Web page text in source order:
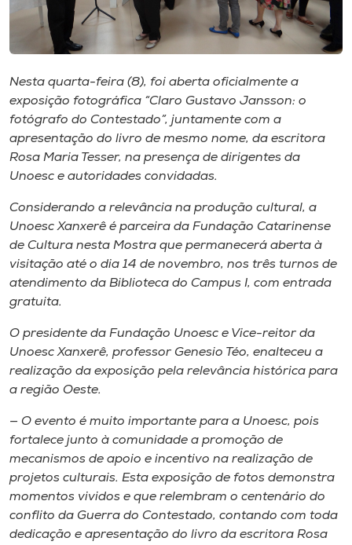
Museu
Unoesc
Store
Selecione
A+
A-
Nesta quarta-feira (8), foi aberta oficialmente a
exposição fotográfica “Claro Gustavo Jansson: o
fotógrafo do Contestado”, juntamente com a
apresentação do livro de mesmo nome, da escritora
Rosa Maria Tesser, na presença de dirigentes da
Unoesc e autoridades convidadas.
Considerando a relevância na produção cultural, a
Unoesc Xanxerê é parceira da Fundação Catarinense
de Cultura nesta Mostra que permanecerá aberta à
visitação até o dia 14 de novembro, nos três turnos de
atendimento da Biblioteca do Campus I, com entrada
gratuita.
O presidente da Fundação Unoesc e Vice-reitor da
Unoesc Xanxerê, professor Genesio Téo, enalteceu a
realização da exposição pela relevância histórica para
a região Oeste.
— O evento é muito importante para a Unoesc, pois
fortalece junto à comunidade a promoção de
mecanismos de apoio e incentivo na realização de
projetos culturais. Esta exposição de fotos demonstra
momentos vividos e que relembram o centenário do
conflito da Guerra do Contestado, contando com toda
dedicação e apresentação do livro da escritora Rosa